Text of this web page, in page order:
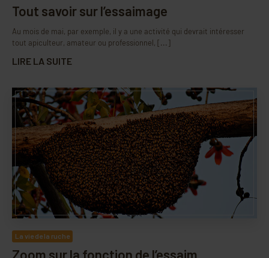
Tout savoir sur l’essaimage
Au mois de mai, par exemple, il y a une activité qui devrait intéresser
tout apiculteur, amateur ou professionnel, [...]
LIRE LA SUITE
La vie de la ruche
Zoom sur la fonction de l’essaim